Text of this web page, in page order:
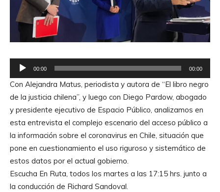
e
p
r
o
d
u
c
t
o
00:00 00:00
Con Alejandra Matus, periodista y autora de “El libro negro
de la justicia chilena”, y luego con Diego Pardow, abogado
y presidente ejecutivo de Espacio Público, analizamos en
esta entrevista el complejo escenario del acceso público a
la información sobre el coronavirus en Chile, situación que
pone en cuestionamiento el uso riguroso y sistemático de
estos datos por el actual gobierno.
Escucha En Ruta, todos los martes a las 17:15 hrs. junto a
la conducción de Richard Sandoval.